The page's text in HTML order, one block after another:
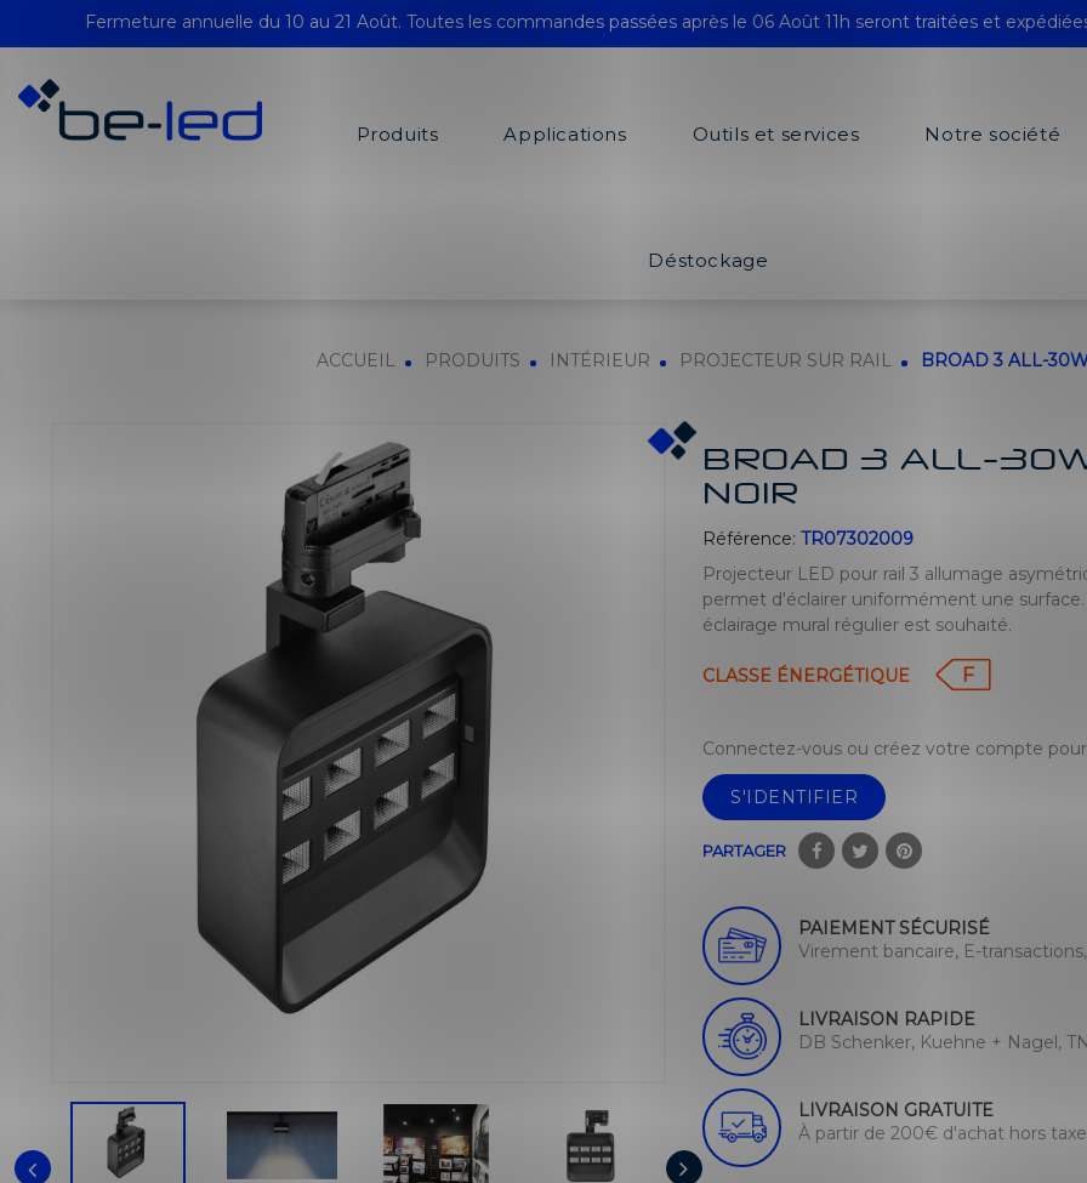
Fermeture annuelle du 10 au 21 Août. Toutes les commandes passées après le 06 Août 11h seront traitées et
Produits Applications Outils et services Notre société
Déstockage
ACCUEIL PRODUITS INTÉRIEUR PROJECTEUR SUR RAIL BROAD 3 ALL-
BROAD 3 ALL-
NOIR
Référence: TR07302009
Projecteur LED pour rail 3 allumage
permet d'éclairer uniformément une
éclairage mural régulier est souhaité.
CLASSE ÉNERGÉTIQUE F
Connectez-vous ou créez votre compte
S'IDENTIFIER
PARTAGER
PAIEMENT SÉCURISÉ
Virement bancaire, E-
LIVRAISON RAPIDE
DB Schenker, Kuehne + Nagel,
LIVRAISON GRATUITE
À partir de 200€ d'achat hors